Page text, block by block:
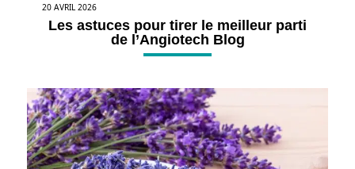
20 AVRIL 2026
Les astuces pour tirer le meilleur parti
de l’Angiotech Blog